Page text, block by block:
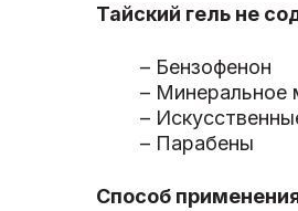
Тайский гель не
– Бензофенон
– Минеральное
– Искусственные
– Парабены
Способ